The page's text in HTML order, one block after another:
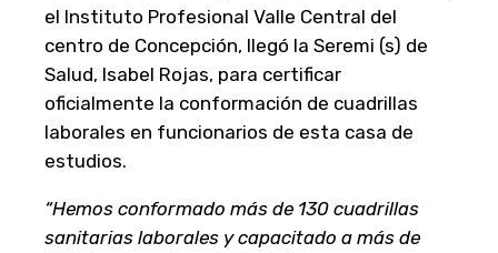
el Instituto Profesional Valle Central del
centro de Concepción, llegó la Seremi (s) de
Salud, Isabel Rojas, para certificar
oficialmente la conformación de cuadrillas
laborales en funcionarios de esta casa de
estudios.
“Hemos conformado más de 130 cuadrillas
sanitarias laborales y capacitado a más de